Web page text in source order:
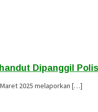
Dipanggil
2025 melaporkan […]